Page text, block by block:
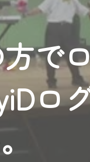
で
ロ
向上のため、
コンテンツを除き
ジ※』へのログイ
します。
なります。
サービスをご利用
できます。
も作成可能です）
はこちら